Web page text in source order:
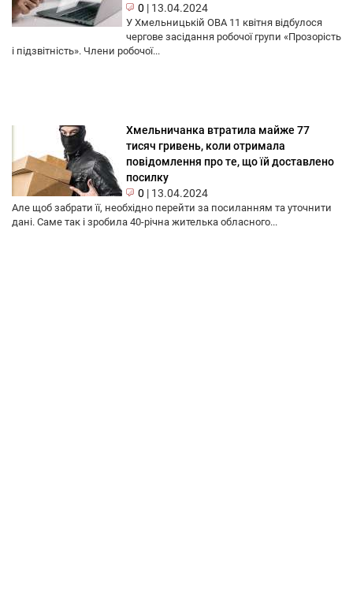
0 | 13.04.2024
У Хмельницькій ОВА 11 квітня відбулося
чергове засідання робочої групи «Прозорість
і підзвітність». Члени робочої...
Хмельничанка втратила майже 77
тисяч гривень, коли отримала
повідомлення про те, що їй доставлено
посилку
0 | 13.04.2024
Але щоб забрати її, необхідно перейти за посиланням та уточнити
дані. Саме так і зробила 40-річна жителька обласного...